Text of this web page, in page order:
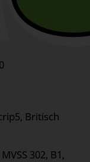
Britisch
302, B1,